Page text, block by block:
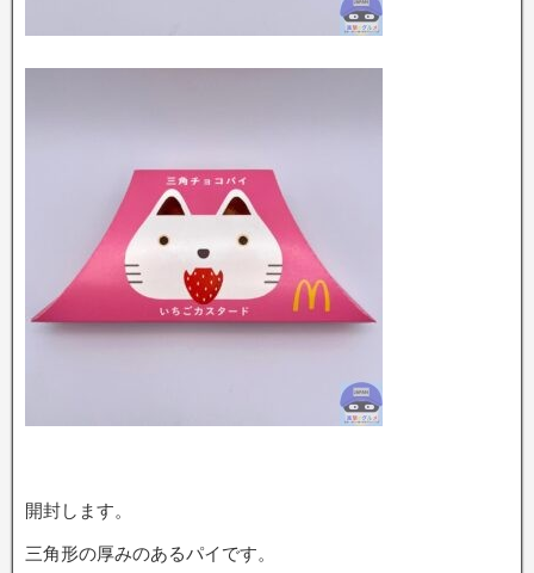
開封します。
三角形の厚みのあるパイです。